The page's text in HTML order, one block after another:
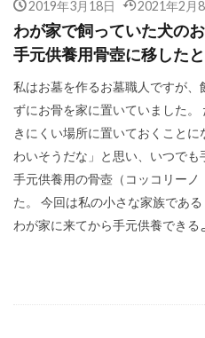
2019年3月18日 2021年2月
わが家で飼っていた犬の
手元供養用骨壺に移した
私はお墓を作るお墓職人ですが
ずにお骨を家に置いていました
きにくい場所に置いておくこと
わいそうだな」と思い、いつで
手元供養用の骨壺（コッコリー
た。 今回は私の小さな家族であ
わが家に来てから手元供養できる